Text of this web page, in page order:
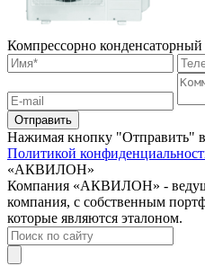
Компрессорно
Нажимая кнопку "Отправить"
Политикой
«АКВИЛОН»
Компания «АКВИЛОН» -
компания, с собственным
которые являются эталоном.